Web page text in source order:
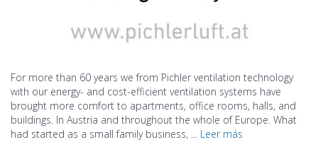
For more than 60 years we from Pichler ventilation technology
with our energy- and cost-efficient ventilation systems have
brought more comfort to apartments, office rooms, halls, and
buildings. In Austria and throughout the whole of Europe. What
had started as a small family business, ... Leer más